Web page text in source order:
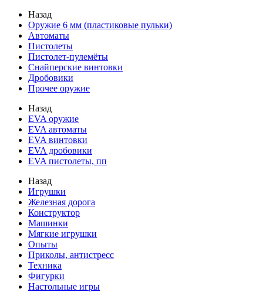
Назад
Оружие 6 мм (пластиковые пульки)
Автоматы
Пистолеты
Пистолет-пулемёты
Снайперские винтовки
Дробовики
Прочее оружие
Назад
EVA оружие
EVA автоматы
EVA винтовки
EVA дробовики
EVA пистолеты, пп
Назад
Игрушки
Железная дорога
Конструктор
Машинки
Мягкие игрушки
Опыты
Приколы, антистресс
Техника
Фигурки
Настольные игры